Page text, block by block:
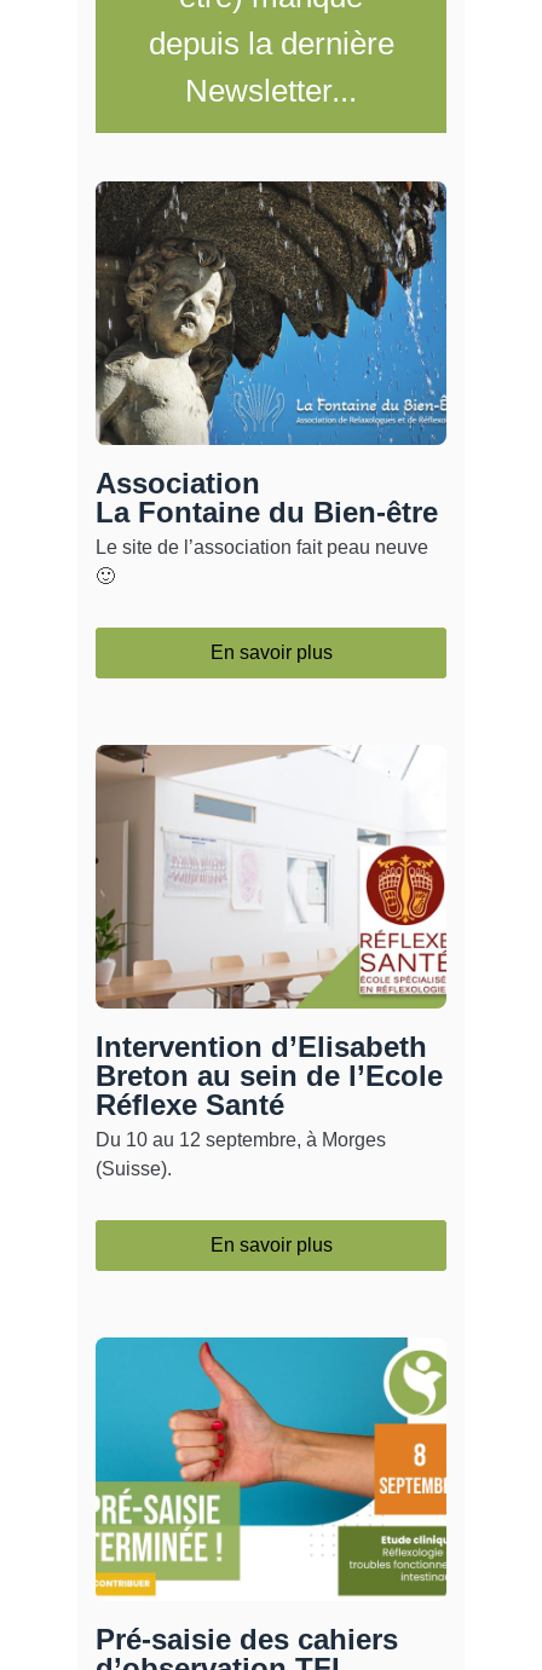
depuis la dernière
Newsletter...
Association
La Fontaine du Bien-être
Le site de l’association fait peau neuve
🙂
En savoir plus
Intervention d’Elisabeth
Breton au sein de l’Ecole
Réflexe Santé
Du 10 au 12 septembre, à Morges
(Suisse).
En savoir plus
Pré-saisie des cahiers